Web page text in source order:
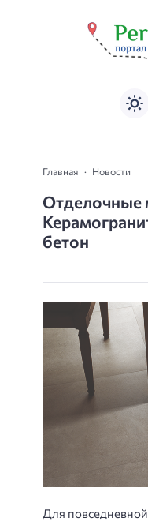
Главная Новости
Отделочные
бетон
Для